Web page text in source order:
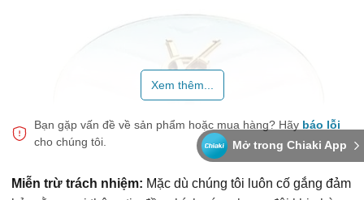
Mở trong Chiaki App
Xem thêm...
Bạn gặp vấn đề về sản phẩm hoặc mua hàng? Hãy báo lỗi
cho chúng tôi.
Miễn trừ trách nhiệm: Mặc dù chúng tôi luôn cố gắng đảm